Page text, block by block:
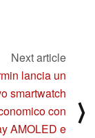
Next article
lancia un
smartwatch
con
AMOLED e
⟩